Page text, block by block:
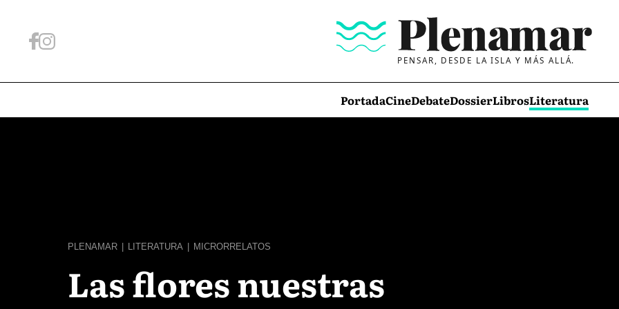
PENSAR, DESDE LA ISLA Y MÁS ALLÁ.
PortadaCineDebateDossierLibrosLiteratura
PLENAMAR LITERATURA MICRORRELATOS
Las flores nuestras